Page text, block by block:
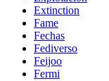
Extinction
Fame
Fechas
Fediverso
Feijoo
Fermi